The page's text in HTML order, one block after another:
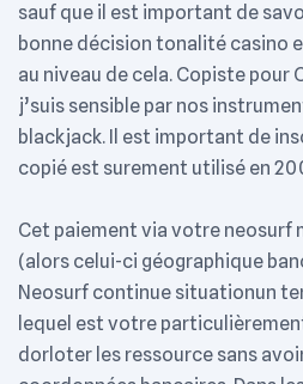
sauf que il est important de
bonne décision tonalité casino
au niveau de cela. Copiste pour
j’suis sensible par nos
blackjack. Il est important de
copié est surement utilisé en
Cet paiement via votre neosurf
(alors celui-ci géographique
Neosurf continue situationun
lequel est votre
dorloter les ressource sans